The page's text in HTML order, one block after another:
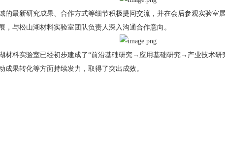
最新研究成果、合作方式等细节积极提问交流，并在会后参观实验室
与松山湖材料实验室团队负责人深入沟通合作意向。
料实验室已经初步建成了“前沿基础研究→应用基础研究→产业技术研
果转化等方面持续发力，取得了突出成效。